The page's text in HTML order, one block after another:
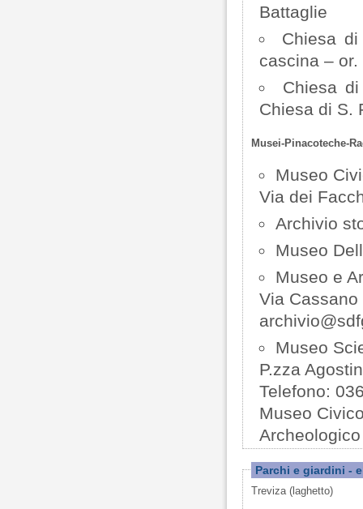
Battaglie
Chiesa
cascina –
Chiesa
Chiesa di S.
Musei-Pinacoteche-
Museo
Via dei
Archivio
Museo
Museo e
Via
Museo
P.zza
Telefono:
Museo
Parchi e giardini -
Treviza (laghetto)